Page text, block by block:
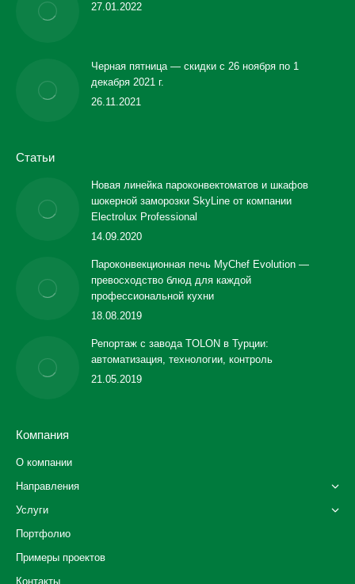
27.01.2022
Черная пятница — скидки с 26 ноября по 1
декабря 2021 г.
26.11.2021
Статьи
Новая линейка пароконвектоматов и шкафов
шокерной заморозки SkyLine от компании
Electrolux Professional
14.09.2020
Пароконвекционная печь MyChef Evolution —
превосходство блюд для каждой
профессиональной кухни
18.08.2019
Репортаж с завода TOLON в Турции:
автоматизация, технологии, контроль
21.05.2019
Компания
О компании
Направления
Услуги
Портфолио
Примеры проектов
Контакты